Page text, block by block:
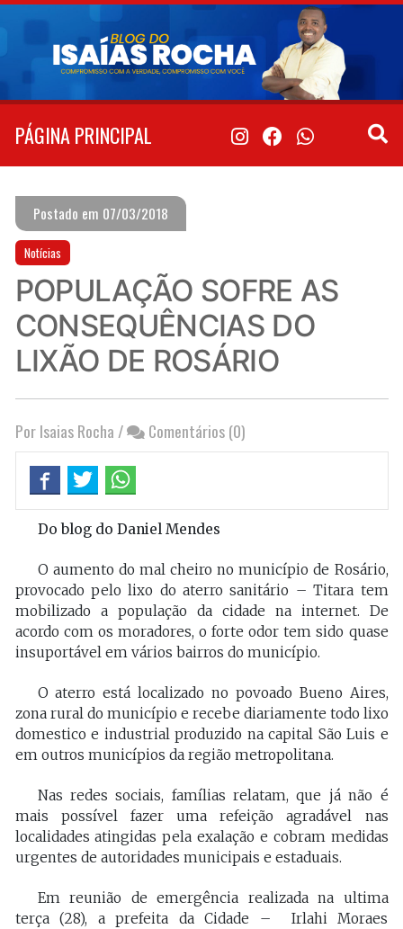
Pular
conteúdo
PÁGINA PRINCIPAL
Postado em 07/03/2018
Notícias
POPULAÇÃO SOFRE AS
CONSEQUÊNCIAS DO
LIXÃO DE ROSÁRIO
Por Isaias Rocha / Comentários (0)
Do blog do Daniel Mendes
O aumento do mal cheiro no município de Rosário,
provocado pelo lixo do aterro sanitário – Titara tem
mobilizado a população da cidade na internet. De
acordo com os moradores, o forte odor tem sido quase
insuportável em vários bairros do município.
O aterro está localizado no povoado Bueno Aires,
zona rural do município e recebe diariamente todo lixo
domestico e industrial produzido na capital São Luis e
em outros municípios da região metropolitana.
Nas redes sociais, famílias relatam, que já não é
mais possível fazer uma refeição agradável nas
localidades atingidas pela exalação e cobram medidas
urgentes de autoridades municipais e estaduais.
Em reunião de emergência realizada na ultima
terça (28), a prefeita da Cidade – Irlahi Moraes